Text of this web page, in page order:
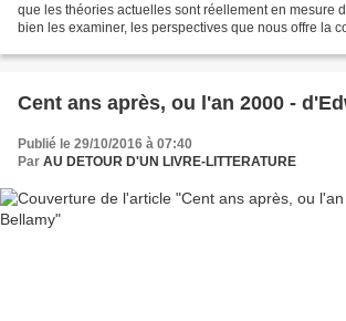
que les théories actuelles sont réellement en mesure
bien les examiner, les perspectives que nous offre la
Cent ans après, ou l'an 2000 -
Publié le 29/10/2016 à 07:40
Par AU DETOUR D'UN LIVRE-LITTERATURE